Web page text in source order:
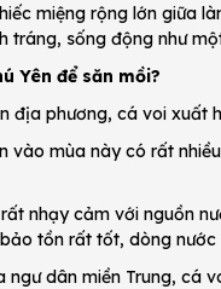
miệng rộng lớn giữa
tráng, sống động như
Yên để săn mồi?
địa phương, cá voi xuất
vào mùa này có rất
nhạy cảm với nguồn
tồn rất tốt, dòng
dân miền Trung, cá